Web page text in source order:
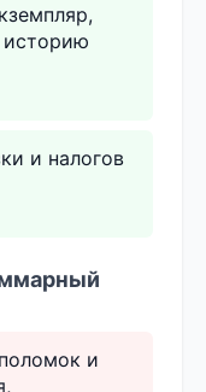
историю
и налогов
и